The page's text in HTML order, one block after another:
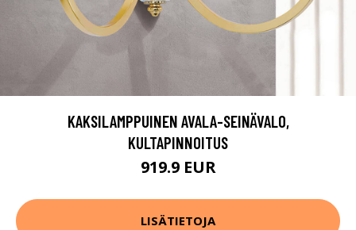
KAKSILAMPPUINEN AVALA-SEINÄVALO,
KULTAPINNOITUS
919.9 EUR
LISÄTIETOJA